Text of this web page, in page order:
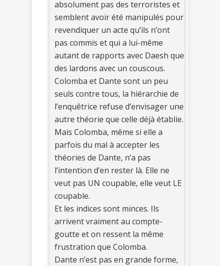
absolument pas des terroristes et
semblent avoir été manipulés pour
revendiquer un acte qu’ils n’ont
pas commis et qui a lui-même
autant de rapports avec Daesh que
des lardons avec un couscous.
Colomba et Dante sont un peu
seuls contre tous, la hiérarchie de
l’enquêtrice refuse d’envisager une
autre théorie que celle déjà établie.
Mais Colomba, même si elle a
parfois du mal à accepter les
théories de Dante, n’a pas
l’intention d’en rester là. Elle ne
veut pas UN coupable, elle veut LE
coupable.
Et les indices sont minces. Ils
arrivent vraiment au compte-
goutte et on ressent la même
frustration que Colomba.
Dante n’est pas en grande forme,